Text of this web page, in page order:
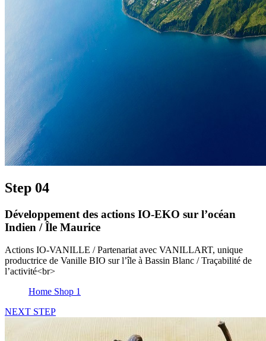
Step 04
Développement des actions IO-EKO sur l’océan
Indien / Île Maurice
Actions IO-VANILLE / Partenariat avec VANILLART, unique
productrice de Vanille BIO sur l’île à Bassin Blanc / Traçabilité de
l’activité<br>
Home Shop 1
NEXT STEP